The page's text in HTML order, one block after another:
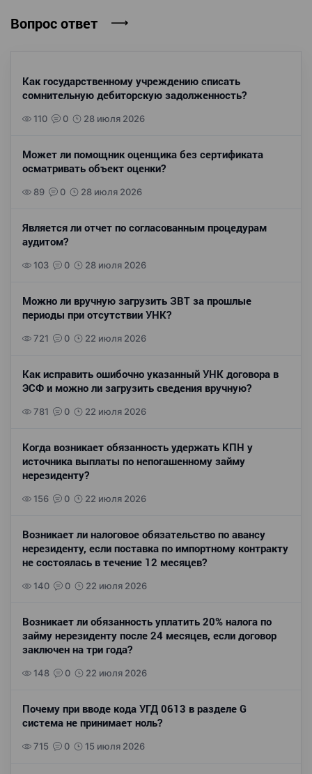
Вопрос ответ
Как государственному учреждению списать
сомнительную дебиторскую задолженность?
110 0 28 июля 2026
Может ли помощник оценщика без сертификата
осматривать объект оценки?
89 0 28 июля 2026
Является ли отчет по согласованным процедурам
аудитом?
103 0 28 июля 2026
Можно ли вручную загрузить ЗВТ за прошлые
периоды при отсутствии УНК?
721 0 22 июля 2026
Как исправить ошибочно указанный УНК договора в
ЭСФ и можно ли загрузить сведения вручную?
781 0 22 июля 2026
Когда возникает обязанность удержать КПН у
источника выплаты по непогашенному займу
нерезиденту?
156 0 22 июля 2026
Возникает ли налоговое обязательство по авансу
нерезиденту, если поставка по импортному контракту
не состоялась в течение 12 месяцев?
140 0 22 июля 2026
Возникает ли обязанность уплатить 20% налога по
займу нерезиденту после 24 месяцев, если договор
заключен на три года?
148 0 22 июля 2026
Почему при вводе кода УГД 0613 в разделе G
система не принимает ноль?
715 0 15 июля 2026